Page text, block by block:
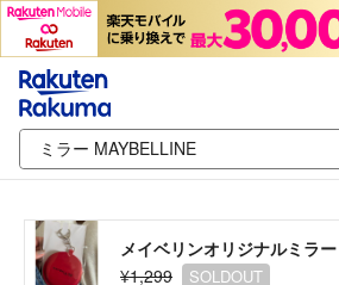
メイベリンオリジナルミラー
¥1,299
SOLDOUT